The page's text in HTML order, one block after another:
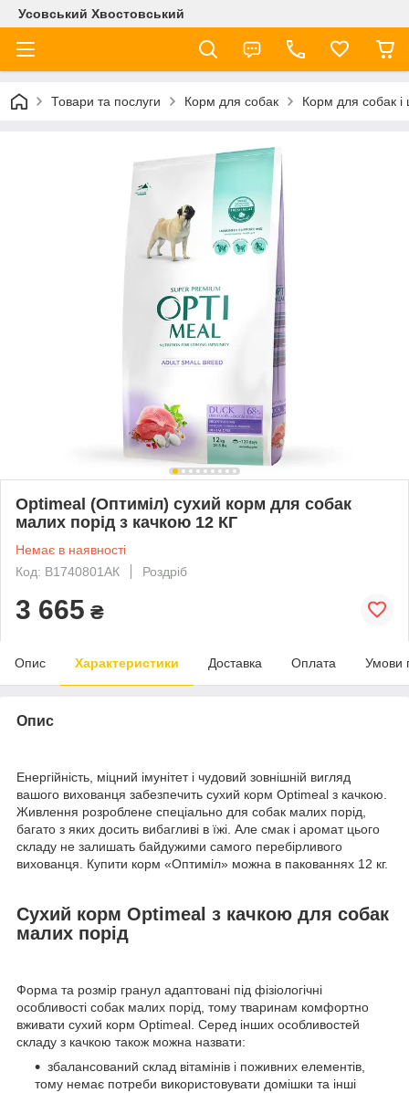
Усовський Хвостовський
Товари та послуги Корм для собак Корм для собак і
Optimeal (Оптиміл) сухий корм для собак
малих порід з качкою 12 КГ
Немає в наявності
Код: B1740801АК
Роздріб
3 665 ₴
Опис Характеристики Доставка Оплата Умови
Опис
Енергійність, міцний імунітет і чудовий зовнішній вигляд
вашого вихованця забезпечить сухий корм Optimeal з качкою.
Живлення розроблене спеціально для собак малих порід,
багато з яких досить вибагливі в їжі. Але смак і аромат цього
складу не залишать байдужими самого перебірливого
вихованця. Купити корм «Оптиміл» можна в пакованнях 12 кг.
Сухий корм Optimeal з качкою для собак
малих порід
Форма та розмір гранул адаптовані під фізіологічні
особливості собак малих порід, тому тваринам комфортно
вживати сухий корм Optimeal. Серед інших особливостей
складу з качкою також можна назвати:
збалансований склад вітамінів і поживних елементів,
тому немає потреби використовувати домішки та інші